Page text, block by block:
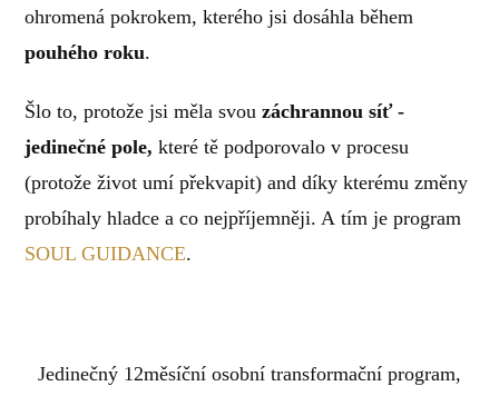
ohromená pokrokem, kterého jsi dosáhla během
pouhého roku.
Šlo to, protože jsi měla svouzáchrannou síť -
jedinečné pole, které tě podporovalo v procesu
(protože život umí překvapit) and díky kterému změny
probíhaly hladce a co nejpříjemněji. A tím je program
SOUL GUIDANCE.
Jedinečný 12měsíční osobní transformační program,